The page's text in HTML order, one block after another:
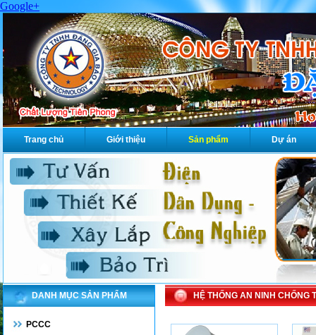
Google+
Trang chủ Giới thiệu Sản phẩm Dự án
DANH MỤC SẢN PHẨM
PCCC
HỆ THỐNG AN NINH CHỐNG